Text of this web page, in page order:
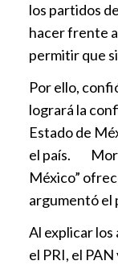
los partidos
hacer frente
permitir que
Por ello,
logrará la
Estado de
el país.
México”
argumentó
Al explicar los
el PRI, el